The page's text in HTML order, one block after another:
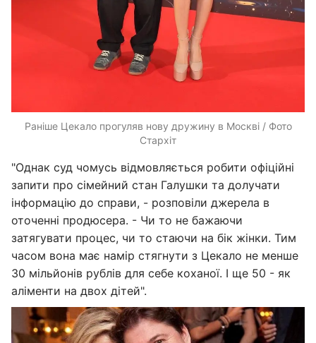
Раніше Цекало прогуляв нову дружину в Москві / Фото
Стархіт
"Однак суд чомусь відмовляється робити офіційні
запити про сімейний стан Галушки та долучати
інформацію до справи, - розповіли джерела в
оточенні продюсера. - Чи то не бажаючи
затягувати процес, чи то стаючи на бік жінки. Тим
часом вона має намір стягнути з Цекало не менше
30 мільйонів рублів для себе коханої. І ще 50 - як
аліменти на двох дітей".